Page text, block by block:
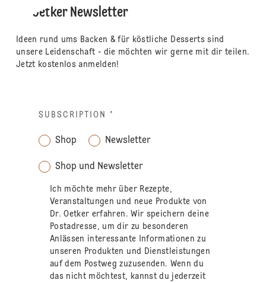
Dr. Oetker Newsletter
Ideen rund ums Backen & für köstliche Desserts sind
unsere Leidenschaft - die möchten wir gerne mit dir teilen.
Jetzt kostenlos anmelden!
SUBSCRIPTION *
Shop Newsletter
Shop und Newsletter
Ich möchte mehr über Rezepte,
Veranstaltungen und neue Produkte von
Dr. Oetker erfahren. Wir speichern deine
Postadresse, um dir zu besonderen
Anlässen interessante Informationen zu
unseren Produkten und Dienstleistungen
auf dem Postweg zuzusenden. Wenn du
das nicht möchtest, kannst du jederzeit